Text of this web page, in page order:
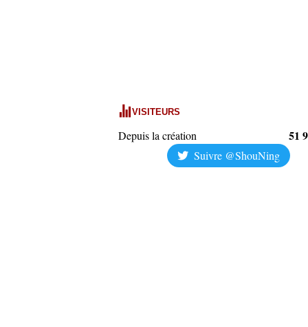
VISITEURS
Depuis la création 51
Suivre @ShouNing